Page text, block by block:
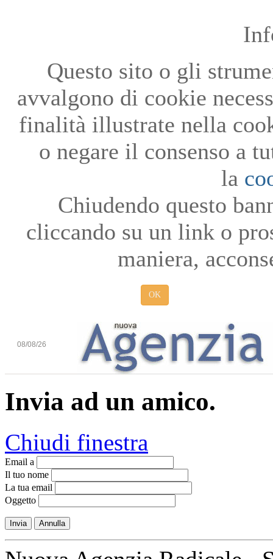
Questo sito o gli
avvalgono di cookie
finalità illustrate nella
o negare il consenso a
la
Chiudendo questo
cliccando su un link o
maniera,
OK
08/08/26
Invia ad un amico.
Chiudi finestra
Email a
Il tuo nome
La tua email
Oggetto
Invia Annulla